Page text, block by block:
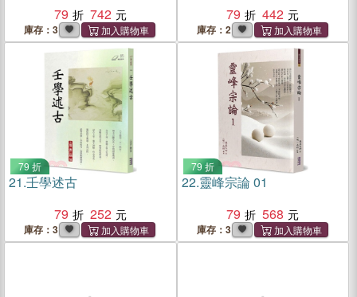
79 742
庫存：3
79 442
庫存：2
79 折
21.壬學述古
79
252
庫存：3
79 折
22.靈峰宗論 01
79
568
庫存：3